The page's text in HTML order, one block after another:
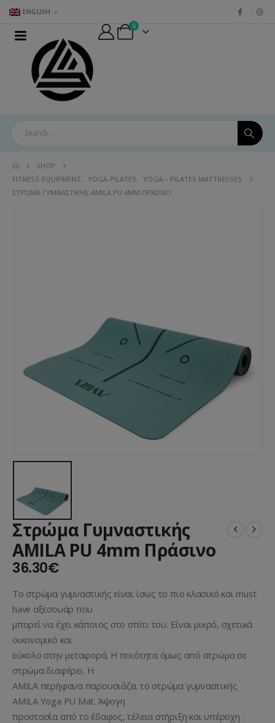
ENGLISH
0
SHOP
FITNESS-EQUIPMENT, YOGA-PILATES,
YOGA – PILATES MATTRESSES
ΣΤΡΏΜΑ ΓΥΜΝΑΣΤΙΚΉΣ AMILA PU 4MM ΠΡΆΣΙΝΟ
Στρώμα Γυμναστικής
AMILA PU 4mm Πράσινο
36.30€
Το στρώμα γυμναστικής είναι ίσως το πιο κλασικό και must
have αξεσουάρ που
μπορεί να έχει κάποιος στο σπίτι του. Είναι μικρό, σχετικά
οικονομικό και
εύκολο στην μεταφορά. Η ποιότητα όμως από στρώμα σε
στρώμα διαφέρει. Η
AMILA περήφανα παρουσιάζει το στρώμα γυμναστικής
AMILA Yoga PU Mat. Άψογη
προστασία από το έδαφος, τέλεια στήριξη και υπέροχη